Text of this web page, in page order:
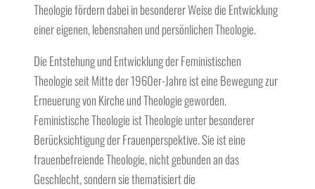
Theologie fördern dabei in besonderer Weise die Entwicklung
einer eigenen, lebensnahen und persönlichen Theologie.
Die Entstehung und Entwicklung der Feministischen
Theologie seit Mitte der 1960er-Jahre ist eine Bewegung zur
Erneuerung von Kirche und Theologie geworden.
Feministische Theologie ist Theologie unter besonderer
Berücksichtigung der Frauenperspektive. Sie ist eine
frauenbefreiende Theologie, nicht gebunden an das
Geschlecht, sondern sie thematisiert die